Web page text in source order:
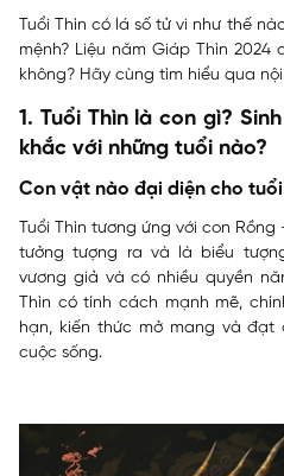
Tuổi Thìn có lá số tử vi như thế
mệnh? Liệu năm Giáp Thìn
không? Hãy cùng tìm hiểu qua
1. Tuổi Thìn là con gì?
khắc với những tuổi nào?
Con vật nào đại diện cho tuổi
Tuổi Thìn tương ứng với con
tưởng tượng ra và là biểu
vương giả và có nhiều quyền
Thìn có tính cách mạnh mẽ,
hạn, kiến thức mở mang và đạt
cuộc sống.